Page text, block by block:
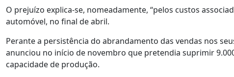
O prejuízo explica-se, nomeadamente, “pelos custos
automóvel, no final de abril.
Perante a persistência do abrandamento das vendas nos
anunciou no início de novembro que pretendia suprimir
capacidade de produção.